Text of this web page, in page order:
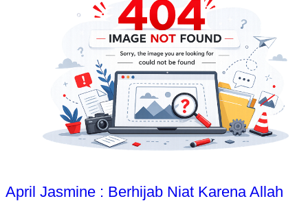
April Jasmine : Berhijab Niat Karena Allah